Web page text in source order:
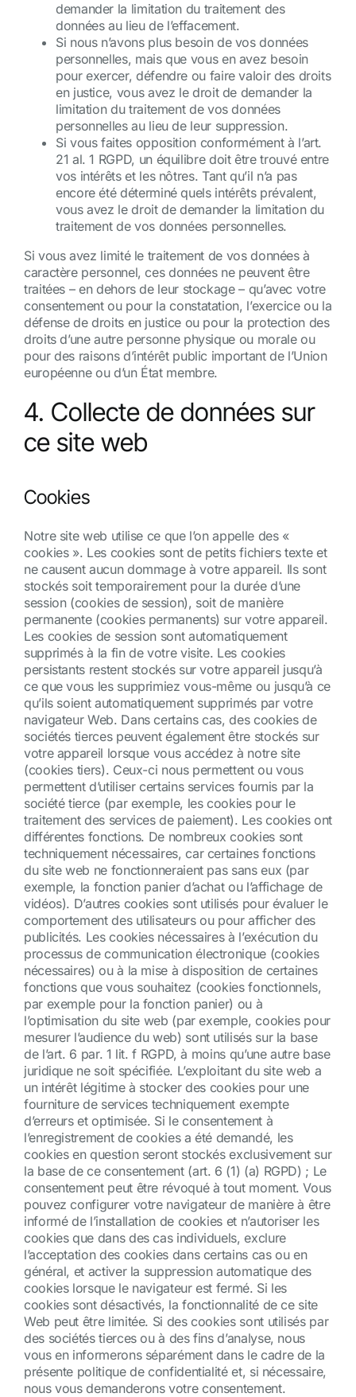
demander la limitation du traitement des
données au lieu de l’effacement.
Si nous n’avons plus besoin de vos données
personnelles, mais que vous en avez besoin
pour exercer, défendre ou faire valoir des droits
en justice, vous avez le droit de demander la
limitation du traitement de vos données
personnelles au lieu de leur suppression.
Si vous faites opposition conformément à l’art.
21 al. 1 RGPD, un équilibre doit être trouvé entre
vos intérêts et les nôtres. Tant qu’il n’a pas
encore été déterminé quels intérêts prévalent,
vous avez le droit de demander la limitation du
traitement de vos données personnelles.
Si vous avez limité le traitement de vos données à
caractère personnel, ces données ne peuvent être
traitées – en dehors de leur stockage – qu’avec votre
consentement ou pour la constatation, l’exercice ou la
défense de droits en justice ou pour la protection des
droits d’une autre personne physique ou morale ou
pour des raisons d’intérêt public important de l’Union
européenne ou d’un État membre.
4. Collecte de données sur
ce site web
Cookies
Notre site web utilise ce que l’on appelle des «
cookies ». Les cookies sont de petits fichiers texte et
ne causent aucun dommage à votre appareil. Ils sont
stockés soit temporairement pour la durée d’une
session (cookies de session), soit de manière
permanente (cookies permanents) sur votre appareil.
Les cookies de session sont automatiquement
supprimés à la fin de votre visite. Les cookies
persistants restent stockés sur votre appareil jusqu’à
ce que vous les supprimiez vous-même ou jusqu’à ce
qu’ils soient automatiquement supprimés par votre
navigateur Web. Dans certains cas, des cookies de
sociétés tierces peuvent également être stockés sur
votre appareil lorsque vous accédez à notre site
(cookies tiers). Ceux-ci nous permettent ou vous
permettent d’utiliser certains services fournis par la
société tierce (par exemple, les cookies pour le
traitement des services de paiement). Les cookies ont
différentes fonctions. De nombreux cookies sont
techniquement nécessaires, car certaines fonctions
du site web ne fonctionneraient pas sans eux (par
exemple, la fonction panier d’achat ou l’affichage de
vidéos). D’autres cookies sont utilisés pour évaluer le
comportement des utilisateurs ou pour afficher des
publicités. Les cookies nécessaires à l’exécution du
processus de communication électronique (cookies
nécessaires) ou à la mise à disposition de certaines
fonctions que vous souhaitez (cookies fonctionnels,
par exemple pour la fonction panier) ou à
l’optimisation du site web (par exemple, cookies pour
mesurer l’audience du web) sont utilisés sur la base
de l’art. 6 par. 1 lit. f RGPD, à moins qu’une autre base
juridique ne soit spécifiée. L’exploitant du site web a
un intérêt légitime à stocker des cookies pour une
fourniture de services techniquement exempte
d’erreurs et optimisée. Si le consentement à
l’enregistrement de cookies a été demandé, les
cookies en question seront stockés exclusivement sur
la base de ce consentement (art. 6 (1) (a) RGPD) ; Le
consentement peut être révoqué à tout moment. Vous
pouvez configurer votre navigateur de manière à être
informé de l’installation de cookies et n’autoriser les
cookies que dans des cas individuels, exclure
l’acceptation des cookies dans certains cas ou en
général, et activer la suppression automatique des
cookies lorsque le navigateur est fermé. Si les
cookies sont désactivés, la fonctionnalité de ce site
Web peut être limitée. Si des cookies sont utilisés par
des sociétés tierces ou à des fins d’analyse, nous
vous en informerons séparément dans le cadre de la
présente politique de confidentialité et, si nécessaire,
nous vous demanderons votre consentement.